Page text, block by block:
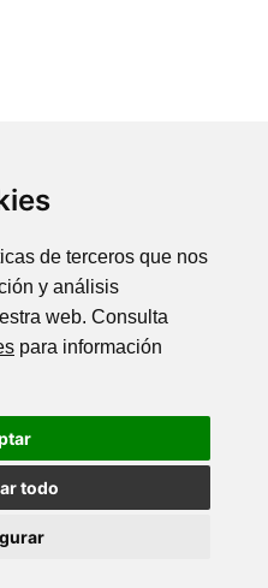
de terceros que nos
y análisis
web. Consulta
para información
todo